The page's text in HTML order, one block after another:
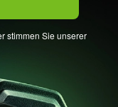
stimmen Sie unserer